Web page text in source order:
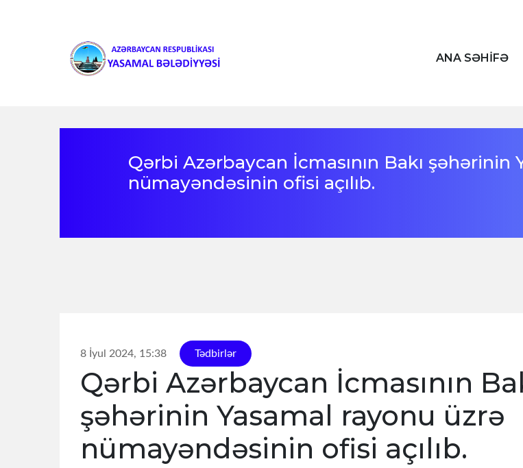
ANA SƏHİFƏ
Qərbi Azərbaycan İcmasının Bakı şəhərinin
nümayəndəsinin ofisi açılıb.
8 İyul 2024, 15:38 Tədbirlər
Qərbi Azərbaycan İcmasının
şəhərinin Yasamal rayonu üzrə
nümayəndəsinin ofisi açılıb.